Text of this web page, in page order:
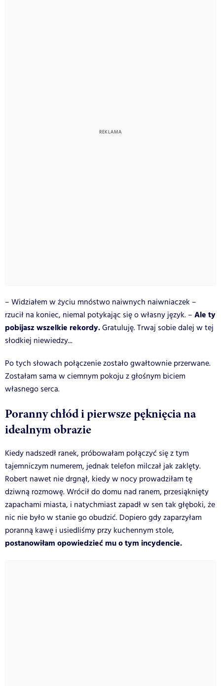
– Widziałem w życiu mnóstwo naiwnych naiwniaczek –
rzucił na koniec, niemal potykając się o własny język. – Ale ty
pobijasz wszelkie rekordy.Gratuluję. Trwaj sobie dalej w tej
słodkiej niewiedzy...
Po tych słowach połączenie zostało gwałtownie przerwane.
Zostałam sama w ciemnym pokoju z głośnym biciem
własnego serca.
Poranny chłód i pierwsze pęknięcia na
idealnym obrazie
Kiedy nadszedł ranek, próbowałam połączyć się z tym
tajemniczym numerem, jednak telefon milczał jak zaklęty.
Robert nawet nie drgnął, kiedy w nocy prowadziłam tę
dziwną rozmowę. Wrócił do domu nad ranem, przesiąknięty
zapachami miasta, i natychmiast zapadł w sen tak głęboki, że
nic nie było w stanie go obudzić. Dopiero gdy zaparzyłam
poranną kawę i usiedliśmy przy kuchennym stole,
postanowiłam opowiedzieć mu o tym incydencie.